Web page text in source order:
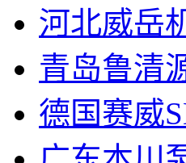
河北威岳
青岛鲁清
德国赛威